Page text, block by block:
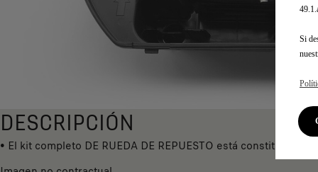
DESCRIPCIÓN
• El kit completo DE RUEDA DE REPUESTO está constituido
Si